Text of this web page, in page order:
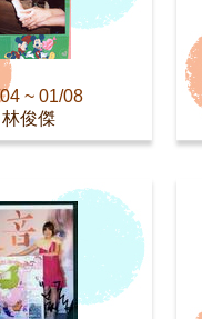
~ 01/08
林俊傑